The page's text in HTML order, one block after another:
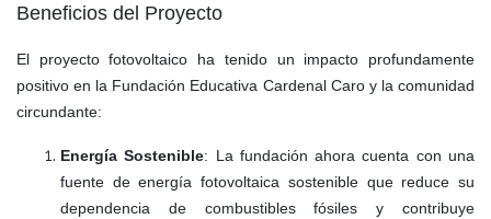
Beneficios del Proyecto
El proyecto fotovoltaico ha tenido un impacto profundamente
positivo en la Fundación Educativa Cardenal Caro y la comunidad
circundante:
Energía Sostenible: La fundación ahora cuenta con una
fuente de energía fotovoltaica sostenible que reduce su
dependencia de combustibles fósiles y contribuye